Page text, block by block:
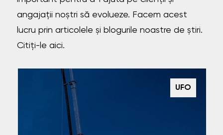
angajații noștri să evolueze. Facem acest
lucru prin articolele și blogurile noastre de știri.
Citiți-le aici.
UFO